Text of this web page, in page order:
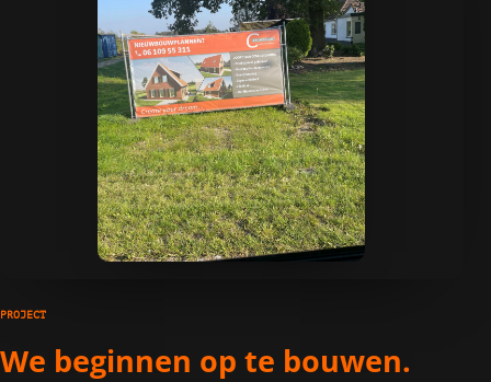
PROJECT
We beginnen op te bouwen.